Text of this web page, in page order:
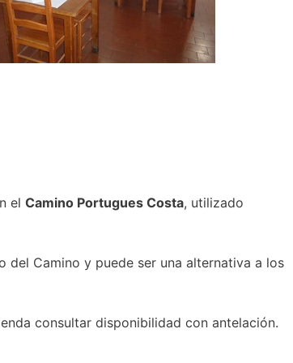
el Camino Portugues Costa, utilizado
Camino y puede ser una alternativa a los
consultar disponibilidad con antelación.